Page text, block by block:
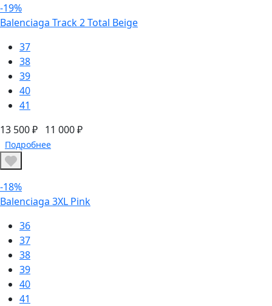
-19%
Balenciaga Track 2 Total Beige
37
38
39
40
41
13 500 ₽ 11 000 ₽
Подробнее
-18%
Balenciaga 3XL Pink
36
37
38
39
40
41